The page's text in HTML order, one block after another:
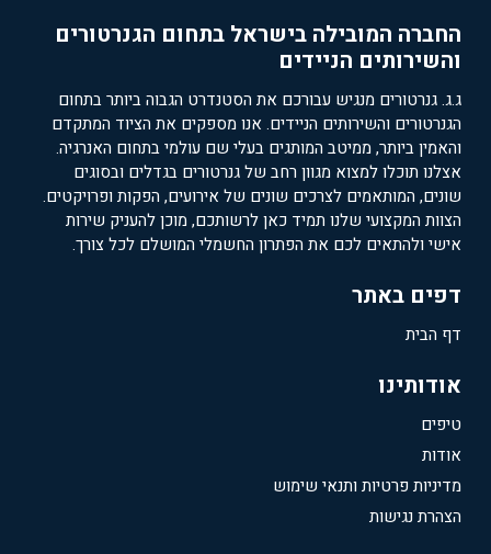
החברה המובילה בישראל בתחום הגנרטורים
והשירותים הניידים
ג.ג. גנרטורים מנגיש עבורכם את הסטנדרט הגבוה ביותר בתחום
הגנרטורים והשירותים הניידים. אנו מספקים את הציוד המתקדם
והאמין ביותר, ממיטב המותגים בעלי שם עולמי בתחום האנרגיה.
אצלנו תוכלו למצוא מגוון רחב של גנרטורים בגדלים ובסוגים
שונים, המותאמים לצרכים שונים של אירועים, הפקות ופרויקטים.
הצוות המקצועי שלנו תמיד כאן לרשותכם, מוכן להעניק שירות
אישי ולהתאים לכם את הפתרון החשמלי המושלם לכל צורך.
דפים באתר
דף הבית
אודותינו
טיפים
אודות
מדיניות פרטיות ותנאי שימוש
הצהרת נגישות